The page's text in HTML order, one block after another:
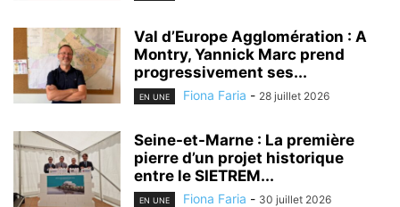
Val d’Europe Agglomération : A
Montry, Yannick Marc prend
progressivement ses...
EN UNE Fiona Faria - 28 juillet 2026
Seine-et-Marne : La première
pierre d’un projet historique
entre le SIETREM...
EN UNE Fiona Faria - 30 juillet 2026